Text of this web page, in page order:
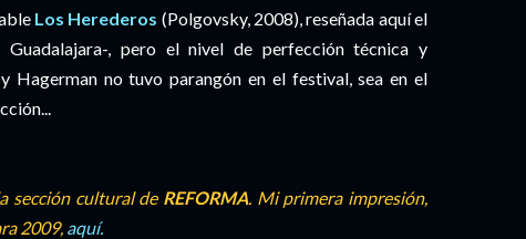
Los Herederos (Polgovsky, 2008), reseñada aquí el
, pero el nivel de perfección técnica y
Hagerman no tuvo parangón en el festival, sea en el
sección cultural de REFORMA. Mi primera impresión,
2009, aquí.